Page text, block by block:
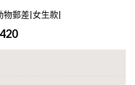
物郵差|女生款|